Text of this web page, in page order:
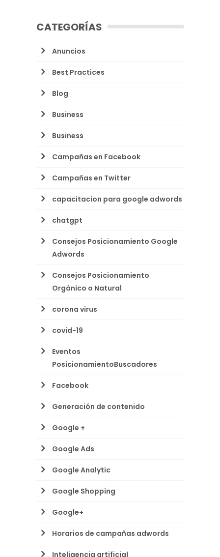
CATEGORÍAS
Anuncios
Best Practices
Blog
Business
Business
Campañas en Facebook
Campañas en Twitter
capacitacion para google adwords
chatgpt
Consejos Posicionamiento Google
Adwords
Consejos Posicionamiento
Orgánico o Natural
corona virus
covid-19
Eventos
PosicionamientoBuscadores
Facebook
Generación de contenido
Google +
Google Ads
Google Analytic
Google Shopping
Google+
Horarios de campañas adwords
Inteligencia artificial